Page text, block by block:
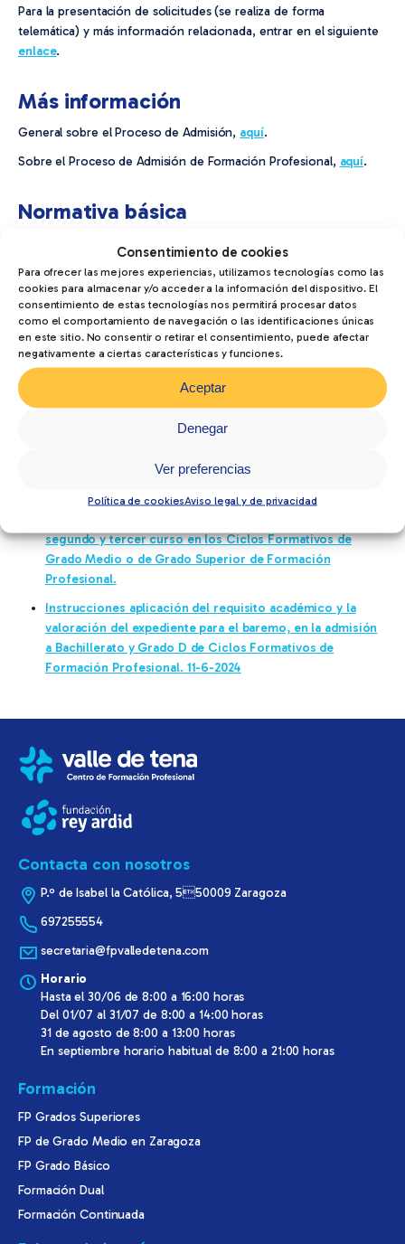
Consentimiento de cookies
Para ofrecer las mejores experiencias, utilizamos tecnologías como las
cookies para almacenar y/o acceder a la información del dispositivo. El
consentimiento de estas tecnologías nos permitirá procesar datos
como el comportamiento de navegación o las identificaciones únicas
en este sitio. No consentir o retirar el consentimiento, puede afectar
negativamente a ciertas características y funciones.
Aceptar
Denegar
Ver preferencias
Política de cookiesAviso legal y de privacidad
Para la presentación de solicitudes (se realiza de forma
telemática) y más información relacionada, entrar en el siguiente
enlace.
Más información
General sobre el Proceso de Admisión, aquí.
Sobre el Proceso de Admisión de Formación Profesional, aquí.
Normativa básica
DECRETO 91/2024, de 5 de junio, del Gobierno de Aragón
Profesional del Grado D y del Grado E en la Comunidad
Autónoma de Aragón.
ORDEN ECU/576/2024, de 6 de junio, por la que se
convoca el procedimiento de admisión en centros
docentes sostenidos con fondos públicos en las
enseñanzas de Formación Profesional en la Comunidad
Autónoma de Aragón para el curso escolar 2024/2025.
Resolución, de 28 de mayo de 2024, del Director General
que, de acuerdo con la flexibilidad propia de la oferta
formativa de Formación Profesional, se determinan los
segundo y tercer curso en los Ciclos Formativos de
Grado Medio o de Grado Superior de Formación
Profesional.
Instrucciones aplicación del requisito académico y la
valoración del expediente para el baremo, en la admisión
a Bachillerato y Grado D de Ciclos Formativos de
Formación Profesional. 11-6-2024
Contacta con nosotros
P.º de Isabel la Católica, 550009 Zaragoza
697255554
secretaria@fpvalledetena.com
Horario
Hasta el 30/06 de 8:00 a 16:00 horas
Del 01/07 al 31/07 de 8:00 a 14:00 horas
31 de agosto de 8:00 a 13:00 horas
En septiembre horario habitual de 8:00 a 21:00 horas
Formación
FP Grados Superiores
FP de Grado Medio en Zaragoza
FP Grado Básico
Formación Dual
Formación Continuada